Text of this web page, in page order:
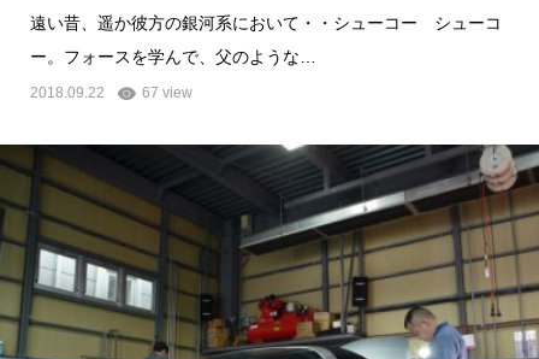
遠い昔、遥か彼方の銀河系において・・シューコー シューコ
ー。フォースを学んで、父のような…
2018.09.22 67 view